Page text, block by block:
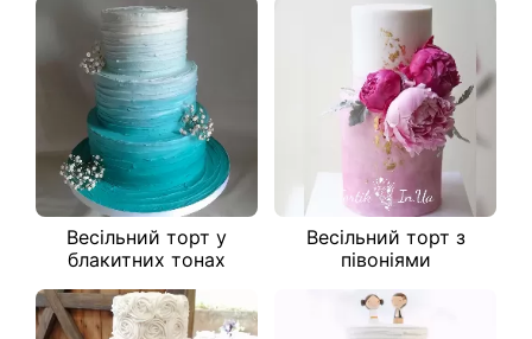
Весільний торт у
блакитних тонах
Весільний торт з
півоніями